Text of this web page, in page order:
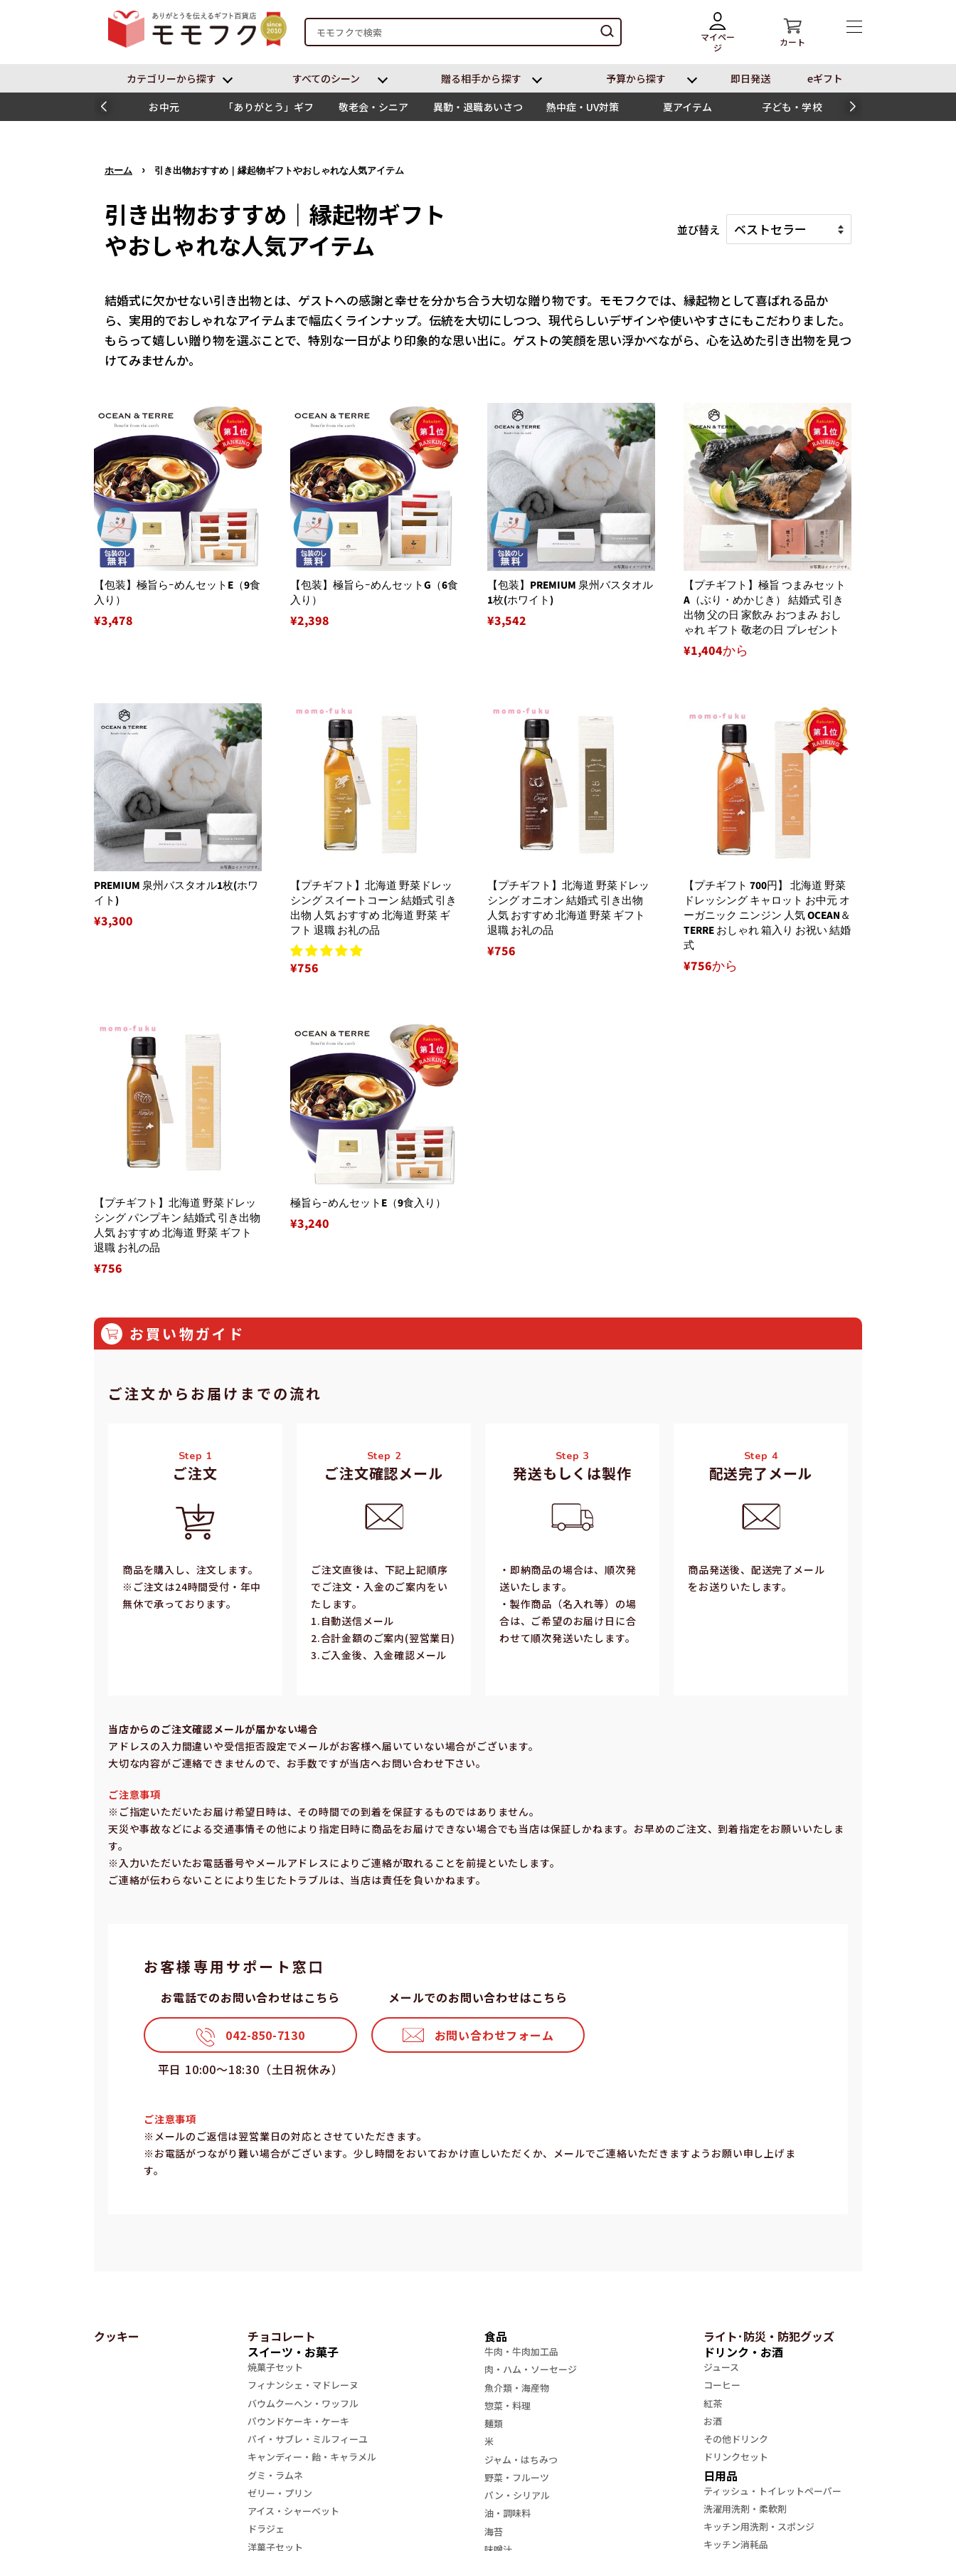
マイペー
ジ
カート
カテゴリーから探す すべてのシーン 贈る相⼿から探す 予算から探す 即⽇発送
eギフト
お中元
「ありがとう」ギフ
敬老会・シニア 異動・退職あいさつ 熱中症・UV対策 夏アイテム 子ども・学校
ホーム › 引き出物おすすめ｜縁起物ギフトやおしゃれな人気アイテム
引き出物おすすめ｜縁起物ギフト
やおしゃれな人気アイテム
並び替え
結婚式に欠かせない引き出物とは、ゲストへの感謝と幸せを分かち合う大切な贈り物です。モモフクでは、縁起物として喜ばれる品か
ら、実用的でおしゃれなアイテムまで幅広くラインナップ。伝統を大切にしつつ、現代らしいデザインや使いやすさにもこだわりました。
もらって嬉しい贈り物を選ぶことで、特別な一日がより印象的な思い出に。ゲストの笑顔を思い浮かべながら、心を込めた引き出物を見つ
けてみませんか。
【包装】極旨らｰめんセットE（9食
入り）
通
¥3,478
【包装】極旨らｰめんセットG（6食
入り）
通
¥2,398
【包装】PREMIUM 泉州バスタオル
1枚(ホワイト)
通
¥3,542
【プチギフト】極旨 つまみセット
A（ぶり・めかじき） 結婚式 引き
出物 父の日 家飲み おつまみ おし
ゃれ ギフト 敬老の日 プレゼント
¥1,404から
PREMIUM 泉州バスタオル1枚(ホワ
イト)
通
¥3,300
【プチギフト】北海道 野菜ドレッ
シング スイートコーン 結婚式 引き
出物 人気 おすすめ 北海道 野菜 ギ
フト 退職 お礼の品
通
格
¥756
【プチギフト】北海道 野菜ドレッ
シング オニオン 結婚式 引き出物
人気 おすすめ 北海道 野菜 ギフト
退職 お礼の品
通
¥756
【プチギフト 700円】 北海道 野菜
ドレッシング キャロット お中元 オ
ーガニック ニンジン 人気 OCEAN＆
TERRE おしゃれ 箱入り お祝い 結婚
式
¥756から
【プチギフト】北海道 野菜ドレッ
シング パンプキン 結婚式 引き出物
人気 おすすめ 北海道 野菜 ギフト
退職 お礼の品
通
格
¥756
極旨らｰめんセットE（9食入り）
通
¥3,240
お買い物ガイド
ご注⽂からお届けまでの流れ
Step 1
ご注⽂
商品を購入し、注文します。
※ご注⽂は24時間受付・年中
無休で承っております。
Step 2
ご注文確認メール
ご注⽂直後は、下記上記順序
でご注⽂・⼊⾦のご案内をい
たします。
1.⾃動送信メール
2.合計⾦額のご案内(翌営業⽇)
3.ご⼊⾦後、⼊⾦確認メール
Step 3
発送もしくは製作
・即納商品の場合は、順次発
送いたします。
・製作商品（名⼊れ等）の場
合は、ご希望のお届け⽇に合
わせて順次発送いたします。
Step 4
配送完了メール
商品発送後、配送完了メール
をお送りいたします。
当店からのご注⽂確認メールが届かない場合
アドレスの⼊⼒間違いや受信拒否設定でメールがお客様へ届いていない場合がございます。
⼤切な内容がご連絡できませんので、お⼿数ですが当店へお問い合わせ下さい。
ご注意事項
※ご指定いただいたお届け希望⽇時は、その時間での到着を保証するものではありません。
天災や事故などによる交通事情その他により指定⽇時に商品をお届けできない場合でも当店は保証しかねます。お早めのご注⽂、到着指定をお願いいたしま
す。
※⼊⼒いただいたお電話番号やメールアドレスによりご連絡が取れることを前提といたします。
ご連絡が伝わらないことにより⽣じたトラブルは、当店は責任を負いかねます。
お客様専⽤サポート窓⼝
お電話でのお問い合わせはこちら
042-850-7130
平⽇ 10:00〜18:30（⼟⽇祝休み）
メールでのお問い合わせはこちら
お問い合わせフォーム
ご注意事項
※メールのご返信は翌営業⽇の対応とさせていただきます。
※お電話がつながり難い場合がございます。少し時間をおいておかけ直しいただくか、メールでご連絡いただきますようお願い申し上げま
す。
クッキー
チョコレート
スイーツ・お菓子
焼菓子セット
フィナンシェ・マドレーヌ
バウムクーヘン・ワッフル
パウンドケーキ・ケーキ
パイ・サブレ・ミルフィーユ
キャンディー・飴・キャラメル
グミ・ラムネ
ゼリー・プリン
アイス・シャーベット
ドラジェ
洋菓子セット
食品
牛肉・牛肉加工品
肉・ハム・ソーセージ
魚介類・海産物
惣菜・料理
麺類
米
ジャム・はちみつ
野菜・フルーツ
パン・シリアル
油・調味料
海苔
ライト･防災・防犯グッズ
ドリンク・お酒
ジュース
コーヒー
紅茶
お酒
その他ドリンク
ドリンクセット
日用品
ティッシュ・トイレットペーパー
洗濯用洗剤・柔軟剤
キッチン用洗剤・スポンジ
キッチン消耗品